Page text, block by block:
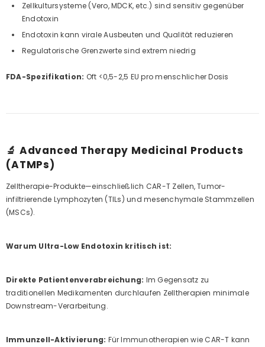
Zellkultursysteme (Vero, MDCK, etc.) sind sensitiv gegenüber
Endotoxin
Endotoxin kann virale Ausbeuten und Qualität reduzieren
Regulatorische Grenzwerte sind extrem niedrig
FDA-Spezifikation: Oft <0,5-2,5 EU pro menschlicher Dosis
🔬 Advanced Therapy Medicinal Products
(ATMPs)
Zelltherapie-Produkte—einschließlich CAR-T Zellen, Tumor-
infiltrierende Lymphozyten (TILs) und mesenchymale Stammzellen
(MSCs).
Warum Ultra-Low Endotoxin kritisch ist:
Direkte Patientenverabreichung: Im Gegensatz zu
traditionellen Medikamenten durchlaufen Zelltherapien minimale
Downstream-Verarbeitung.
Immunzell-Aktivierung: Für Immunotherapien wie CAR-T kann